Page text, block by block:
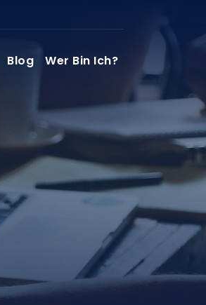
Blog Wer Bin Ich?